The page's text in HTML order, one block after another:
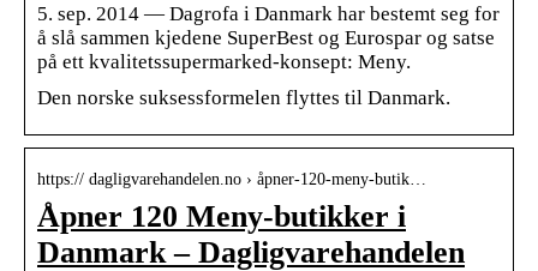
5. sep. 2014 — Dagrofa i Danmark har bestemt seg for
å slå sammen kjedene SuperBest og Eurospar og satse
på ett kvalitetssupermarked-konsept: Meny.
Den norske suksessformelen flyttes til Danmark.
https:// dagligvarehandelen.no › åpner-120-meny-butik…
Åpner 120 Meny-butikker i
Danmark – Dagligvarehandelen